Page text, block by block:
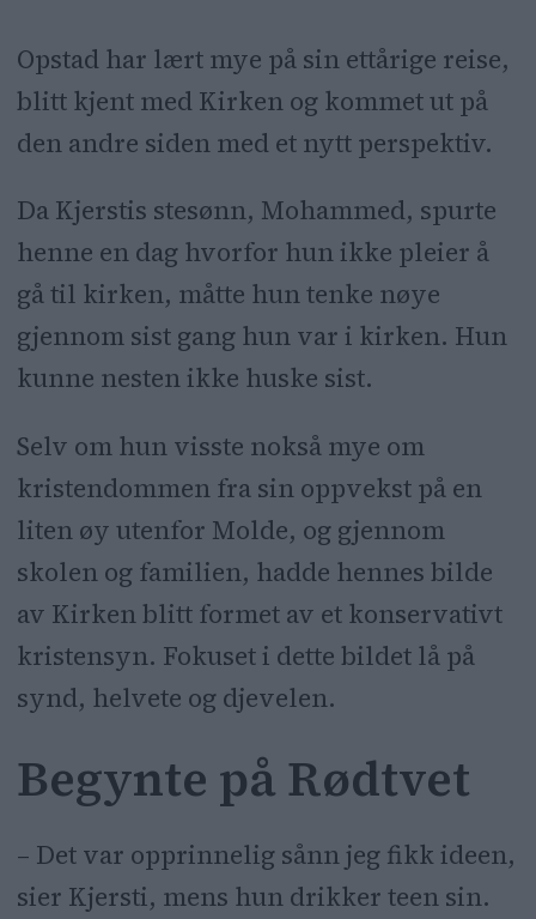
Opstad har lært mye på sin ettårige reise,
blitt kjent med Kirken og kommet ut på
den andre siden med et nytt perspektiv.
Da Kjerstis stesønn, Mohammed, spurte
henne en dag hvorfor hun ikke pleier å
gå til kirken, måtte hun tenke nøye
gjennom sist gang hun var i kirken. Hun
kunne nesten ikke huske sist.
Selv om hun visste nokså mye om
kristendommen fra sin oppvekst på en
liten øy utenfor Molde, og gjennom
skolen og familien, hadde hennes bilde
av Kirken blitt formet av et konservativt
kristensyn. Fokuset i dette bildet lå på
synd, helvete og djevelen.
Begynte på Rødtvet
– Det var opprinnelig sånn jeg fikk ideen,
sier Kjersti, mens hun drikker teen sin.